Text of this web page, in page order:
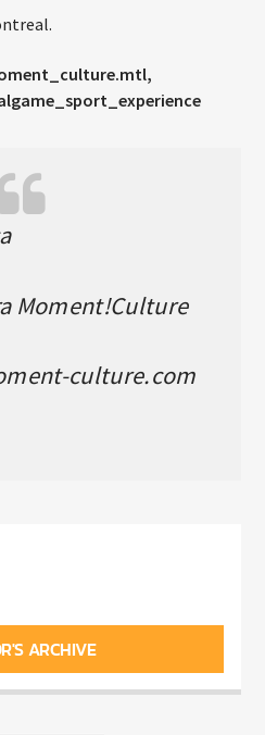
Moment!Culture
culture.com
ARCHIVE